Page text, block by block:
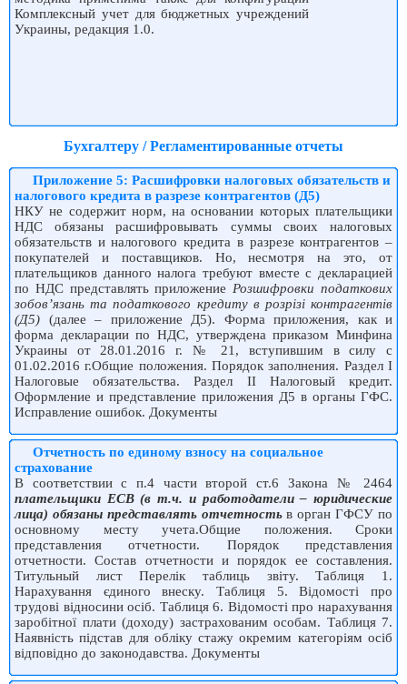
Комплексный учет для бюджетных учреждений
Украины, редакция 1.0.
Бухгалтеру / Регламентированные отчеты
Приложение 5: Расшифровки налоговых обязательств и
налогового кредита в разрезе контрагентов (Д5)
НКУ не содержит норм, на основании которых плательщики
НДС обязаны расшифровывать суммы своих налоговых
обязательств и налогового кредита в разрезе контрагентов –
покупателей и поставщиков. Но, несмотря на это, от
плательщиков данного налога требуют вместе с декларацией
по НДС представлять приложение Розшифровки податкових
зобов’язань та податкового кредиту в розрізі контрагентів
(Д5) (далее – приложение Д5). Форма приложения, как и
форма декларации по НДС, утверждена приказом Минфина
Украины от 28.01.2016 г. № 21, вступившим в силу с
01.02.2016 г.Общие положения. Порядок заполнения. Раздел І
Налоговые обязательства. Раздел ІІ Налоговый кредит.
Оформление и представление приложения Д5 в органы ГФС.
Исправление ошибок. Документы
Отчетность по единому взносу на социальное
страхование
В соответствии с п.4 части второй ст.6 Закона № 2464
плательщики ЕСВ (в т.ч. и работодатели – юридические
лица) обязаны представлять отчетностьв орган ГФСУ по
основному месту учета.Общие положения. Сроки
представления отчетности. Порядок представления
отчетности. Состав отчетности и порядок ее составления.
Титульный лист Перелік таблиць звіту. Таблиця 1.
Нарахування єдиного внеску. Таблиця 5. Відомості про
трудові відносини осіб. Таблиця 6. Відомості про нарахування
заробітної плати (доходу) застрахованим особам. Таблиця 7.
Наявність підстав для обліку стажу окремим категоріям осіб
відповідно до законодавства. Документы